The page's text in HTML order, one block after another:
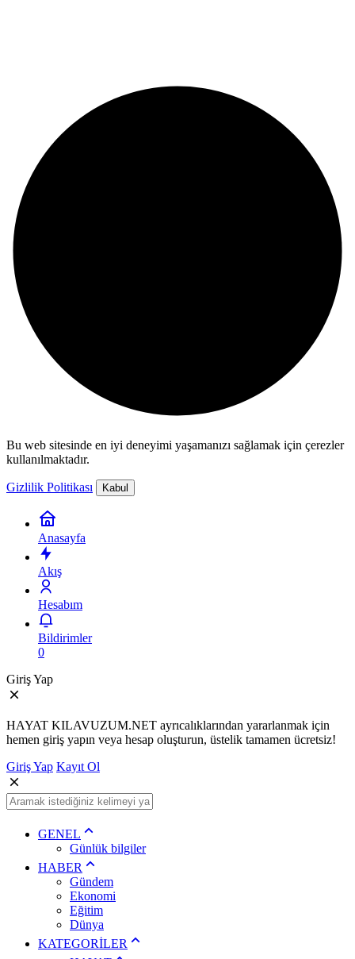
Bu web sitesinde en iyi deneyimi yaşamanızı sağlamak için çerezler
kullanılmaktadır.
Gizlilik Politikası Kabul
Anasayfa
Akış
Hesabım
Bildirimler
0
Giriş Yap
HAYAT KILAVUZUM.NET ayrıcalıklarından yararlanmak için
hemen giriş yapın veya hesap oluşturun, üstelik tamamen ücretsiz!
Giriş Yap Kayıt Ol
GENEL
Günlük bilgiler
HABER
Gündem
Ekonomi
Eğitim
Dünya
KATEGORİLER